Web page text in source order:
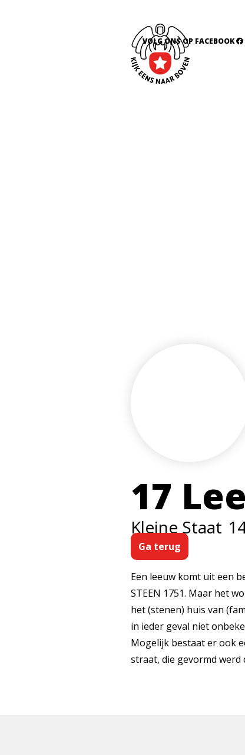
VOLG ONS OP FACEBOOK
17
Kleine Staat
Ga terug
Een leeuw komt uit een
STEEN 1751. Maar het
het (stenen) huis van
in ieder geval niet
Mogelijk bestaat er ook
straat, die gevormd